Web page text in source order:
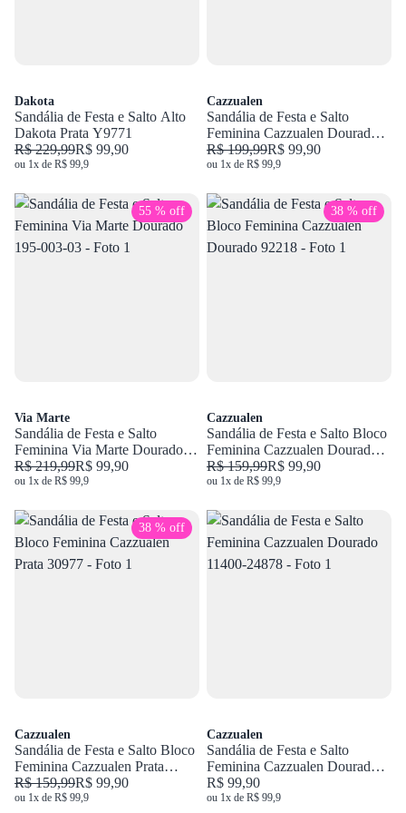
Dakota
Sandália de Festa e Salto Alto
Dakota Prata Y9771
R$ 229,99R$ 99,90
ou 1x de R$ 99,9
Cazzualen
Sandália de Festa e Salto
Feminina Cazzualen Dourado
T7549-650
R$ 199,99R$ 99,90
ou 1x de R$ 99,9
55 % off
Via Marte
Sandália de Festa e Salto
Feminina Via Marte Dourado
195-003-03
R$ 219,99R$ 99,90
ou 1x de R$ 99,9
38 % off
Cazzualen
Sandália de Festa e Salto Bloco
Feminina Cazzualen Dourado
92218
R$ 159,99R$ 99,90
ou 1x de R$ 99,9
38 % off
Cazzualen
Sandália de Festa e Salto Bloco
Feminina Cazzualen Prata
30977
R$ 159,99R$ 99,90
ou 1x de R$ 99,9
Cazzualen
Sandália de Festa e Salto
Feminina Cazzualen Dourado
11400-24878
R$ 99,90
ou 1x de R$ 99,9